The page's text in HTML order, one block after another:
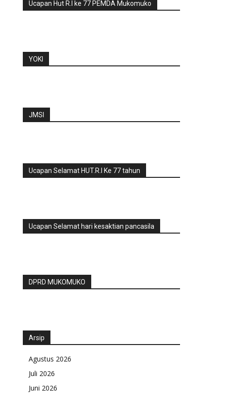
Ucapan Hut R.I ke 77 PEMDA Mukomuko
YOKI
JMSI
Ucapan Selamat HUT.R.I Ke 77 tahun
Ucapan Selamat hari kesaktian pancasila
DPRD MUKOMUKO
Arsip
Agustus 2026
Juli 2026
Juni 2026